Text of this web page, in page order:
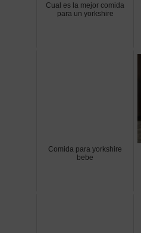
Cual es la mejor comida
para un yorkshire
Comida para yorkshire
bebe